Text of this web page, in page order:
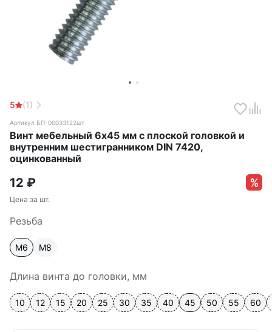
5 (1)
Артикул БП-00033122шт
Винт мебельный 6х45 мм с плоской головкой и
внутренним шестигранником DIN 7420,
оцинкованный
12 ₽
Цена за шт.
Резьба
М6 М8
Длина винта до головки, мм
10 12 15 20 25 30 35 40 45 50 55 60